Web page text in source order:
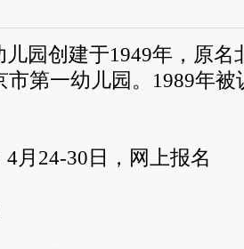
园创建于1949年，原名
市第一幼儿园。1989年
24-30日，网上报名